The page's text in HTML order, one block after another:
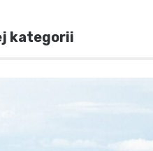
kategorii